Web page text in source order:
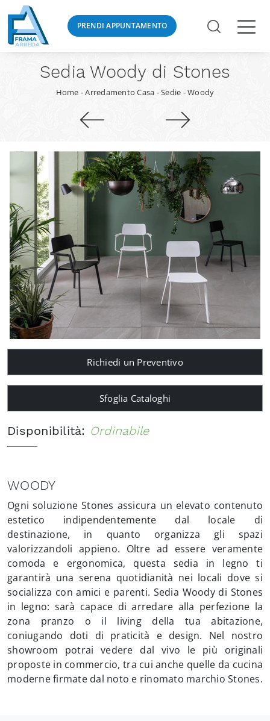
PRENDI APPUNTAMENTO
Sedia Woody di Stones
Home -Arredamento Casa -Sedie -Woody
Richiedi un Preventivo
Sfoglia Cataloghi
Disponibilità: Ordinabile
WOODY
Ogni soluzione Stones assicura un elevato contenuto
estetico indipendentemente dal locale di
destinazione, in quanto organizza gli spazi
valorizzandoli appieno. Oltre ad essere veramente
comoda e ergonomica, questa sedia in legno ti
garantirà una serena quotidianità nei locali dove si
socializza con amici e parenti. Sedia Woody di Stones
in legno: sarà capace di arredare alla perfezione la
zona pranzo o il living della tua abitazione,
coniugando doti di praticità e design. Nel nostro
showroom potrai vedere dal vivo le più originali
proposte in commercio, tra cui anche quelle da cucina
moderne firmate dal noto e rinomato marchio Stones.